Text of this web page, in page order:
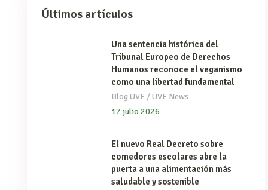
Últimos artículos
Una sentencia histórica del
Tribunal Europeo de Derechos
Humanos reconoce el veganismo
como una libertad fundamental
Blog UVE/UVE News
17 julio 2026
El nuevo Real Decreto sobre
comedores escolares abre la
puerta a una alimentación más
saludable y sostenible